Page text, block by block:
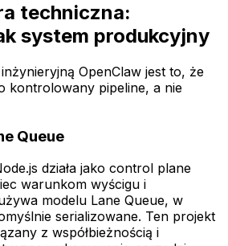
techniczna:
system produkcyjny
OpenClaw jest to, że
kontrolowany pipeline, a nie
Queue
działa jako control plane
warunkom wyścigu i
modelu Lane Queue, w
serializowane. Ten projekt
z współbieżnością i